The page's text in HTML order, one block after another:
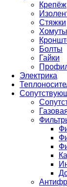
Крепёж
Стяжки
Хомуты
Болты
Гайки
Электрика